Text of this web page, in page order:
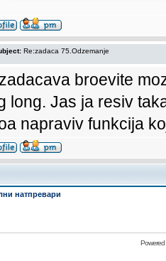
Re:zadaca 75.Odzemanje
broevite
long. Jas ja resiv
napraviv funkcija
натпревари